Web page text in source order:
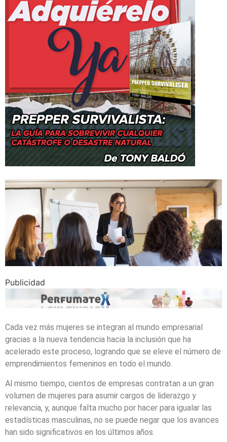
Publicidad
Cada vez más mujeres se integran al mundo empresarial
gracias a la nueva tendencia hacia la inclusión que ha
acelerado este proceso, logrando que se eleve el número de
emprendimientos femeninos en todo el mundo.
Al mismo tiempo, cientos de empresas contratan a un gran
volumen de mujeres para asumir cargos de liderazgo y
relevancia, y, aunque falta mucho por hacer para igualar las
estadísticas masculinas, no se puede negar que los avances
han sido significativos en los últimos años.